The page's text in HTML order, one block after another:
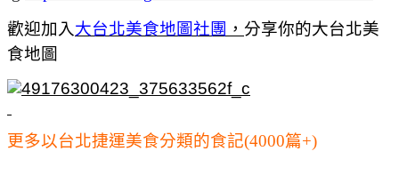
歡迎加入大台北美食地圖社團 ， 分享你的大台北美
食地圖
更多以台北捷運美食分類的食記(4000篇+)